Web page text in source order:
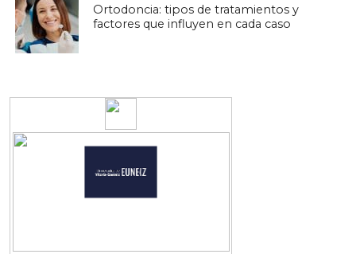
Ortodoncia: tipos de tratamientos y
factores que influyen en cada caso